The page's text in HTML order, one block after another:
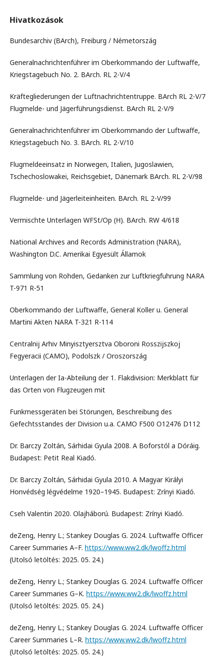
Hivatkozások
Bundesarchiv (BArch), Freiburg / Németország
Generalnachrichtenführer im Oberkommando der Luftwaffe,
Kriegstagebuch No. 2. BArch. RL 2-V/4
Kräftegliederungen der Luftnachrichtentruppe. BArch RL 2-V/7
Flugmelde- und Jägerführungsdienst. BArch RL 2-V/9
Generalnachrichtenführer im Oberkommando der Luftwaffe,
Kriegstagebuch No. 3. BArch. RL 2-V/10
Flugmeldeeinsatz in Norwegen, Italien, Jugoslawien,
Tschechoslowakei, Reichsgebiet, Dänemark BArch. RL 2-V/98
Flugmelde- und Jägerleiteinheiten. BArch. RL 2-V/99
Vermischte Unterlagen WFSt/Op (H). BArch. RW 4/618
National Archives and Records Administration (NARA),
Washington D.C. Amerikai Egyesült Államok
Sammlung von Rohden, Gedanken zur Luftkriegfuhrung NARA
T-971 R-51
Oberkommando der Luftwaffe, General Koller u. General
Martini Akten NARA T-321 R-114
Centralnij Arhiv Minyisztyersztva Oboroni Rosszijszkoj
Fegyeracii (CAMO), Podolszk / Oroszország
Unterlagen der Ia-Abteilung der 1. Flakdivision: Merkblatt für
das Orten von Flugzeugen mit
Funkmessgeräten bei Störungen, Beschreibung des
Gefechtsstandes der Division u.a. CAMO F500 O12476 D112
Dr. Barczy Zoltán, Sárhidai Gyula 2008. A Boforstól a Dóráig.
Budapest: Petit Real Kiadó.
Dr. Barczy Zoltán, Sárhidai Gyula 2010. A Magyar Királyi
Honvédség légvédelme 1920–1945. Budapest: Zrínyi Kiadó.
Cseh Valentin 2020. Olajháború. Budapest: Zrínyi Kiadó.
deZeng, Henry L.; Stankey Douglas G. 2024. Luftwaffe Officer
Career Summaries A–F. https://www.ww2.dk/lwoffz.html
(Utolsó letöltés: 2025. 05. 24.)
deZeng, Henry L.; Stankey Douglas G. 2024. Luftwaffe Officer
Career Summaries G–K. https://www.ww2.dk/lwoffz.html
(Utolsó letöltés: 2025. 05. 24.)
deZeng, Henry L.; Stankey Douglas G. 2024. Luftwaffe Officer
Career Summaries L–R. https://www.ww2.dk/lwoffz.html
(Utolsó letöltés: 2025. 05. 24.)